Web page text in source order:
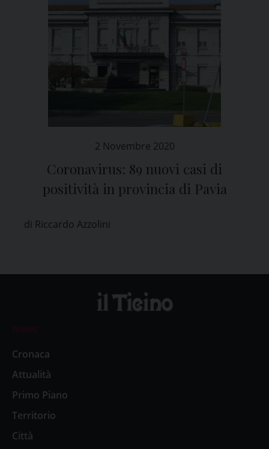
2 Novembre 2020
Coronavirus: 89 nuovi casi di
positività in provincia di Pavia
di Riccardo Azzolini
News
Cronaca
Attualità
Primo Piano
Territorio
Città